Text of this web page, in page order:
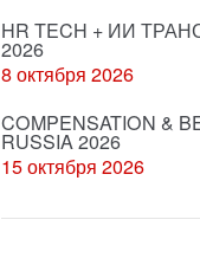
HR TECH + ИИ
2026
8 октября 2026
COMPENSATION &
RUSSIA 2026
15 октября 2026